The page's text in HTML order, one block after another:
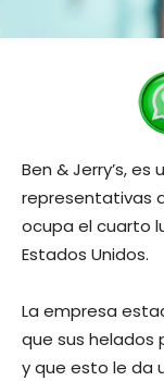
Ben & Jerry’s,
representativas
ocupa el cuarto
Estados Unidos.
La empresa
que sus helados
y que esto le da